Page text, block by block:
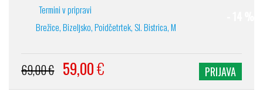
Termini v pripravi
Brežice, Bizeljsko, Poidčetrtek, Sl. Bistrica, M
69,00 € 59,00€ PRIJAVA